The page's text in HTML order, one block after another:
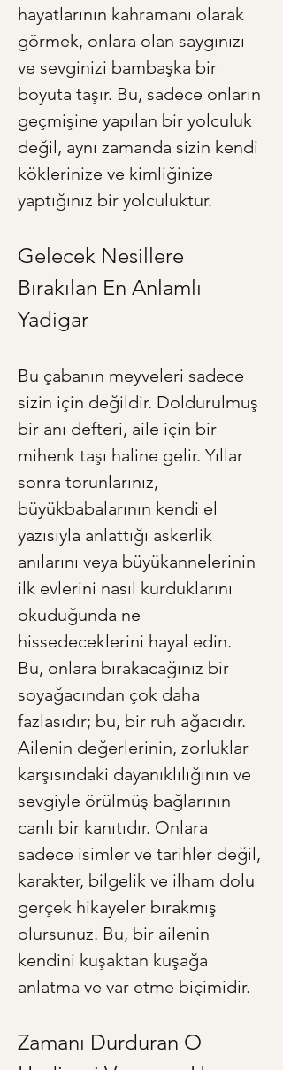
hayatlarının kahramanı olarak
görmek, onlara olan saygınızı
ve sevginizi bambaşka bir
boyuta taşır. Bu, sadece onların
geçmişine yapılan bir yolculuk
değil, aynı zamanda sizin kendi
köklerinize ve kimliğinize
yaptığınız bir yolculuktur.
Gelecek Nesillere
Bırakılan En Anlamlı
Yadigar
Bu çabanın meyveleri sadece
sizin için değildir. Doldurulmuş
bir anı defteri, aile için bir
mihenk taşı haline gelir. Yıllar
sonra torunlarınız,
büyükbabalarının kendi el
yazısıyla anlattığı askerlik
anılarını veya büyükannelerinin
ilk evlerini nasıl kurduklarını
okuduğunda ne
hissedeceklerini hayal edin.
Bu, onlara bırakacağınız bir
soyağacından çok daha
fazlasıdır; bu, bir ruh ağacıdır.
Ailenin değerlerinin, zorluklar
karşısındaki dayanıklılığının ve
sevgiyle örülmüş bağlarının
canlı bir kanıtıdır. Onlara
sadece isimler ve tarihler değil,
karakter, bilgelik ve ilham dolu
gerçek hikayeler bırakmış
olursunuz. Bu, bir ailenin
kendini kuşaktan kuşağa
anlatma ve var etme biçimidir.
Zamanı Durduran O